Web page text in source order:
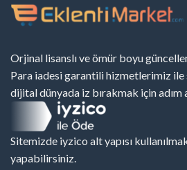
Orjinal lisanslı ve ömür boyu
Para iadesi garantili hizmetlerimiz
dijital dünyada iz bırakmak için adım
Sitemizde iyzico alt yapısı
yapabilirsiniz.